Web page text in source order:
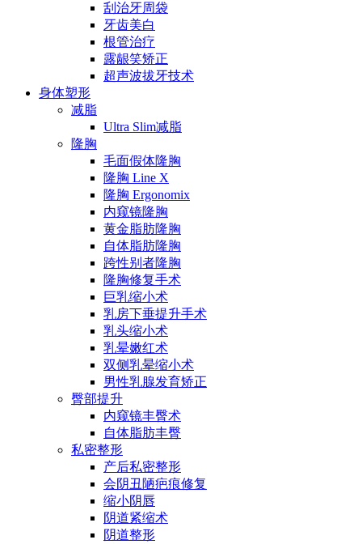
刮治牙周袋
牙齿美白
根管治疗
露龈笑矫正
超声波拔牙技术
身体塑形
减脂
Ultra Slim减脂
隆胸
毛面假体隆胸
隆胸 Line X
隆胸 Ergonomix
内窥镜隆胸
黄金脂肪隆胸
自体脂肪隆胸
跨性别者隆胸
隆胸修复手术
巨乳缩小术
乳房下垂提升手术
乳头缩小术
乳晕嫩红术
双侧乳晕缩小术
男性乳腺发育矫正
臀部提升
内窥镜丰臀术
自体脂肪丰臀
私密整形
产后私密整形
会阴丑陋疤痕修复
缩小阴唇
阴道紧缩术
阴道整形